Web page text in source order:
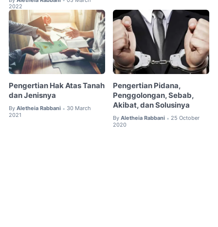
2022
Pengertian Hak Atas Tanah
dan Jenisnya
By Aletheia Rabbani • 30 March
2021
Pengertian Pidana,
Penggolongan, Sebab,
Akibat, dan Solusinya
By Aletheia Rabbani • 25 October
2020